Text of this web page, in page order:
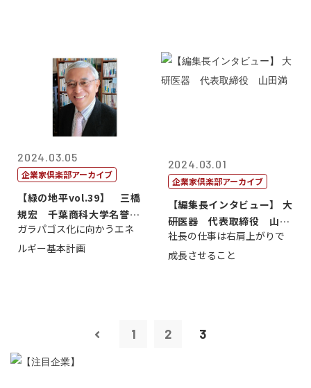
2024.03.05
企業家倶楽部アーカイブ
【緑の地平vol.39】 三橋
規宏 千葉商科大学名誉教
授
ガラパゴス化に向かうエネ
ルギー基本計画
2024.03.01
企業家倶楽部アーカイブ
【編集長インタビュー】 大
研医器 代表取締役 山田
満
社長の仕事は右肩上がりで
成長させること
1 2 3